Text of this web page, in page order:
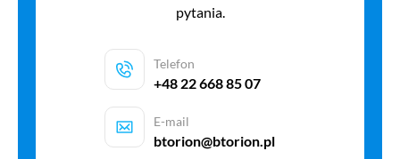
pytania.
Telefon
+48 22 668 85 07
E-mail
btorion@btorion.pl